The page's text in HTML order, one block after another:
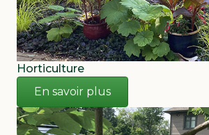
Horticulture
En savoir plus